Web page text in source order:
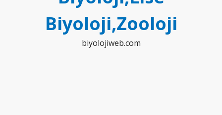
Biyoloji,Zooloji
biyolojiweb.com